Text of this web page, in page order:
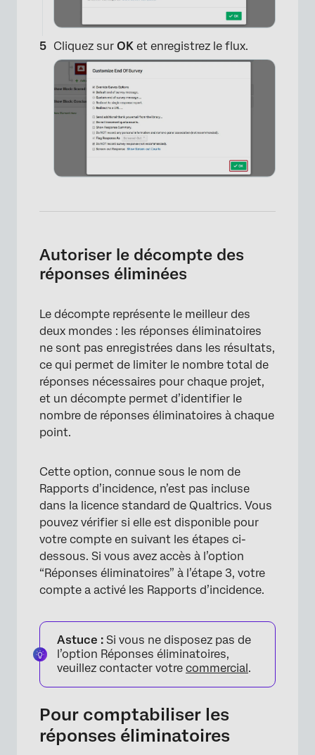
×
×
×
Cliquez sur OK et enregistrez le flux.
Autoriser le décompte des
réponses éliminées
Le décompte représente le meilleur des
deux mondes : les réponses éliminatoires
ne sont pas enregistrées dans les résultats,
ce qui permet de limiter le nombre total de
réponses nécessaires pour chaque projet,
et un décompte permet d’identifier le
nombre de réponses éliminatoires à chaque
point.
Cette option, connue sous le nom de
Rapports d’incidence, n’est pas incluse
dans la licence standard de Qualtrics. Vous
pouvez vérifier si elle est disponible pour
votre compte en suivant les étapes ci-
dessous. Si vous avez accès à l’option
“Réponses éliminatoires” à l’étape 3, votre
compte a activé les Rapports d’incidence.
Astuce : Si vous ne disposez pas de
l’option Réponses éliminatoires,
veuillez contacter votre commercial.
Pour comptabiliser les
réponses éliminatoires